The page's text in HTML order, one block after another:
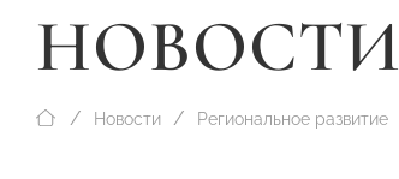
НОВОСТИ
Новости Региональное развитие